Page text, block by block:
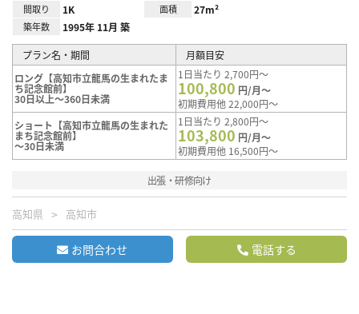
間取り 1K 面積 27m²
築年数 1995年 11月 築
プラン名・期間
月額目安
ロング【高知市立龍馬の生まれたま
ち記念館前】
30日以上～360日未満
1日当たり 2,700円～
100,800 円/月～
初期費用他 22,000円～
ショート【高知市立龍馬の生まれた
まち記念館前】
～30日未満
1日当たり 2,800円～
103,800 円/月～
初期費用他 16,500円～
出張・研修向け
高知県 高知市
お問合わせ 電話する